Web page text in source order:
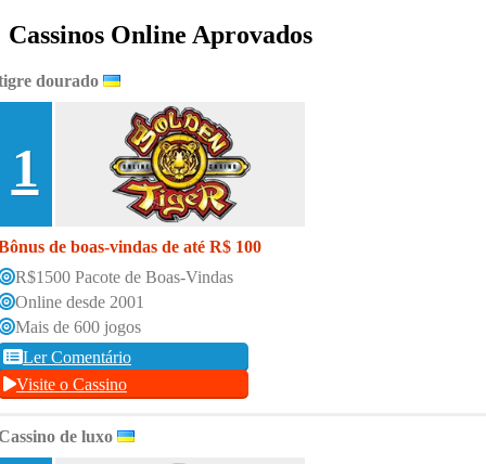
Cassinos Online Aprovados
dourado
1
de boas-vindas de até R$ 100
R$1500 Pacote de Boas-Vindas
Online desde 2001
Mais de 600 jogos
Ler Comentário
Visite o Cassino
de luxo